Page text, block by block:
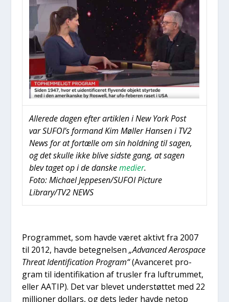
Alle­re­de dagen efter artik­len i New York Post
var SUFOI’s for­mand Kim Møl­ler Han­sen i TV2
News for at for­tæl­le om sin hold­ning til sagen,
og det skul­le ikke bli­ve sid­ste gang, at sagen
blev taget op i de dan­skemedi­er.
Foto: Micha­el Jeppesen/SUFOI Pic­tu­re
Library/TV2 NEWS
Pro­gram­met, som hav­de været aktivt fra 2007
til 2012, hav­de beteg­nel­sen „Advan­ced Aeros­pa­ce
Thre­at Iden­ti­fi­ca­tion Pro­gram“(Avan­ce­ret pro­
gram til iden­ti­fi­ka­tion af trus­ler fra luftrum­met,
eller AATIP). Det var ble­vet under­støt­tet med 22
mil­li­o­ner dol­lars, og dets leder hav­de net­op